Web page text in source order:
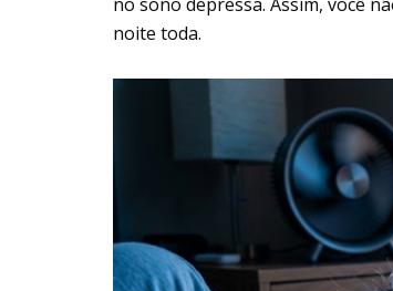
no sono depressa. Assim, você
noite toda.